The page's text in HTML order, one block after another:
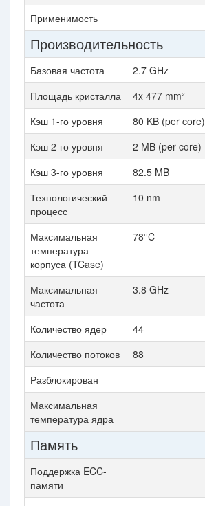
Применимость
Производительность
Базовая частота 2.7 GHz
Площадь кристалла
4x 477 mm²
Кэш 1-го уровня
80 KB (per core)
Кэш 2-го уровня
2 MB (per core)
Кэш 3-го уровня
82.5 MB
Технологический
процесс
10 nm
Максимальная
температура
корпуса (TCase)
78°C
Максимальная
частота
3.8 GHz
Количество ядер 44
Количество потоков
88
Разблокирован
Максимальная
температура ядра
Память
Поддержка ECC-
памяти